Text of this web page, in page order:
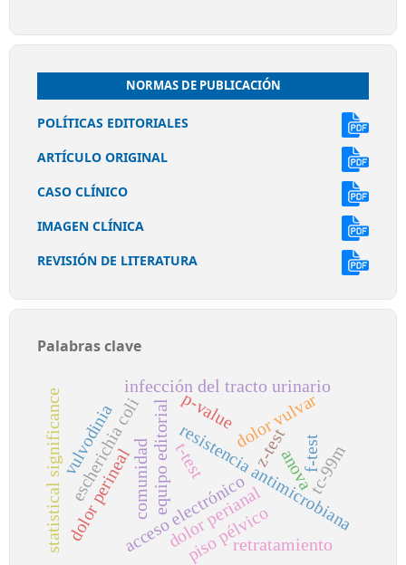
NORMAS DE PUBLICACIÓN
POLÍTICAS EDITORIALES
ARTÍCULO ORIGINAL
CASO CLÍNICO
IMAGEN CLÍNICA
REVISIÓN DE LITERATURA
Palabras clave
equipo editorial
acceso electrónico
infección del tracto urinario
comunidad
escherichia coli resistencia antimicrobiana
dolor perineal
vulvodinia dolor vulvar
dolor perianal
piso pélvicoretratamiento
p-value
statistical significance z-test
t-test anova
f-test
tc-99m